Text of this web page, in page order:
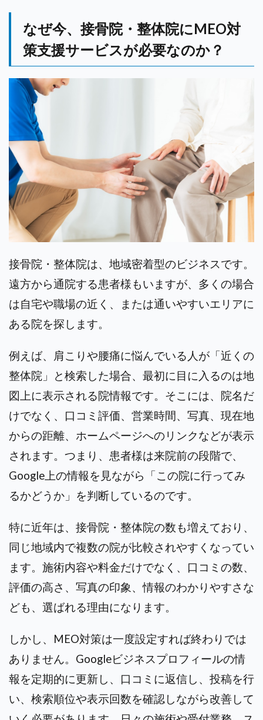
なぜ今、接骨院・整体院にMEO対
策支援サービスが必要なのか？
接骨院・整体院は、地域密着型のビジネスです。
遠方から通院する患者様もいますが、多くの場合
は自宅や職場の近く、または通いやすいエリアに
ある院を探します。
例えば、肩こりや腰痛に悩んでいる人が「近くの
整体院」と検索した場合、最初に目に入るのは地
図上に表示される院情報です。そこには、院名だ
けでなく、口コミ評価、営業時間、写真、現在地
からの距離、ホームページへのリンクなどが表示
されます。 つまり、患者様は来院前の段階で、
Google上の情報を見ながら「この院に行ってみ
るかどうか」を判断しているのです。
特に近年は、接骨院・整体院の数も増えており、
同じ地域内で複数の院が比較されやすくなってい
ます。施術内容や料金だけでなく、口コミの数、
評価の高さ、写真の印象、情報のわかりやすさな
ども、選ばれる理由になります。
しかし、MEO対策は一度設定すれば終わりでは
ありません。Googleビジネスプロフィールの情
報を定期的に更新し、口コミに返信し、投稿を行
い、検索順位や表示回数を確認しながら改善して